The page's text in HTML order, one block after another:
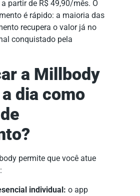
partir de R$ 49,90/mês. O
é rápido: a maioria das
recupera o valor já no
conquistado pela
a Millbody
dia como
permite que você atue
individual: o app